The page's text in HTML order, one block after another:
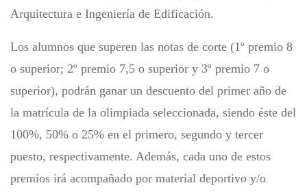
Arquitectura e Ingeniería de Edificación.
Los alumnos que superen las notas de corte (1º premio 8
o superior; 2º premio 7,5 o superior y 3º premio 7 o
superior), podrán ganar un descuento del primer año de
la matrícula de la olimpiada seleccionada, siendo éste del
100%, 50% o 25% en el primero, segundo y tercer
puesto, respectivamente. Además, cada uno de estos
premios irá acompañado por material deportivo y/o